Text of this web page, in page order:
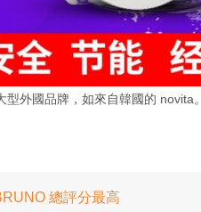
外國品牌，如來自韓國的 novita。
總評分最高